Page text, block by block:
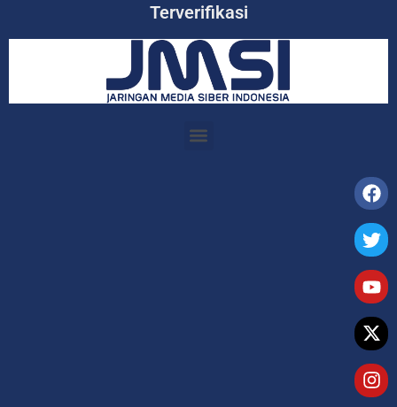
Terverifikasi